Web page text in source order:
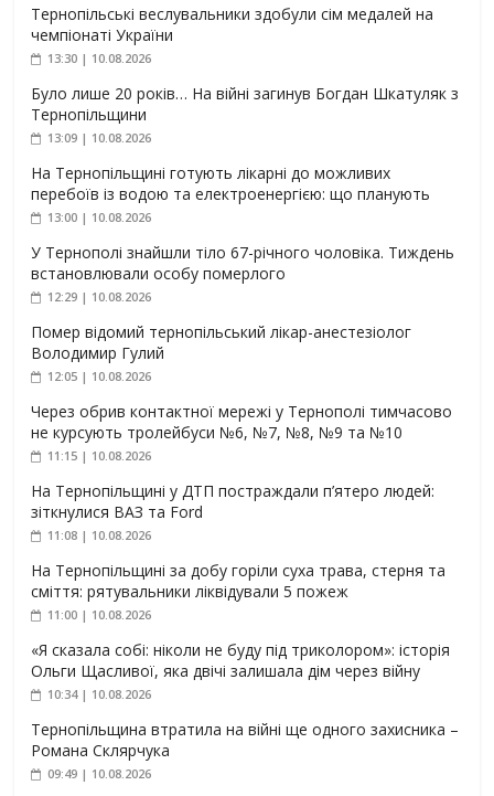
Тернопільські веслувальники здобули сім медалей на
чемпіонаті України
13:30 | 10.08.2026
Було лише 20 років… На війні загинув Богдан Шкатуляк з
Тернопільщини
13:09 | 10.08.2026
На Тернопільщині готують лікарні до можливих
перебоїв із водою та електроенергією: що планують
13:00 | 10.08.2026
У Тернополі знайшли тіло 67-річного чоловіка. Тиждень
встановлювали особу померлого
12:29 | 10.08.2026
Помер відомий тернопільський лікар-анестезіолог
Володимир Гулий
12:05 | 10.08.2026
Через обрив контактної мережі у Тернополі тимчасово
не курсують тролейбуси №6, №7, №8, №9 та №10
11:15 | 10.08.2026
На Тернопільщині у ДТП постраждали п’ятеро людей:
зіткнулися ВАЗ та Ford
11:08 | 10.08.2026
На Тернопільщині за добу горіли суха трава, стерня та
сміття: рятувальники ліквідували 5 пожеж
11:00 | 10.08.2026
«Я сказала собі: ніколи не буду під триколором»: історія
Ольги Щасливої, яка двічі залишала дім через війну
10:34 | 10.08.2026
Тернопільщина втратила на війні ще одного захисника –
Романа Склярчука
09:49 | 10.08.2026